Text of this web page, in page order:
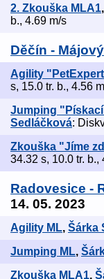
2. Zkouška MLA1,
b., 4.69 m/s
Děčín -
Agility
s, 15.0 tr. b., 4.56
Jumping
Sedláčková:
Zkouška "Jíme
34.32 s, 10.0 tr. b.,
Radovesice -
14. 05. 2023
Agility ML, Šárka
Jumping ML,
Zkouška MLA1,